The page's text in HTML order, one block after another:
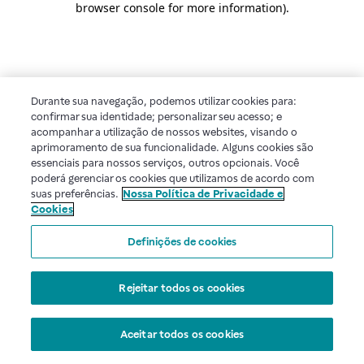
browser console for more information).
Durante sua navegação, podemos utilizar cookies para:
confirmar sua identidade; personalizar seu acesso; e
acompanhar a utilização de nossos websites, visando o
aprimoramento de sua funcionalidade. Alguns cookies são
essenciais para nossos serviços, outros opcionais. Você
poderá gerenciar os cookies que utilizamos de acordo com
suas preferências. Nossa Política de Privacidade e
Cookies
Definições de cookies
Rejeitar todos os cookies
Aceitar todos os cookies